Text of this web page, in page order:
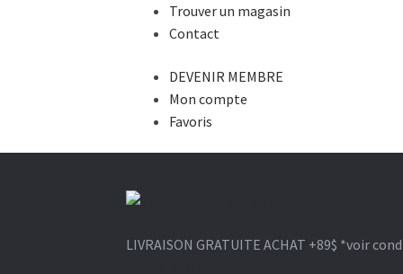
Trouver un magasin
Contact
DEVENIR MEMBRE
Mon compte
Favoris
Aller
la
Aller
contenu
LIVRAISON GRATUITE ACHAT +89$ *voir